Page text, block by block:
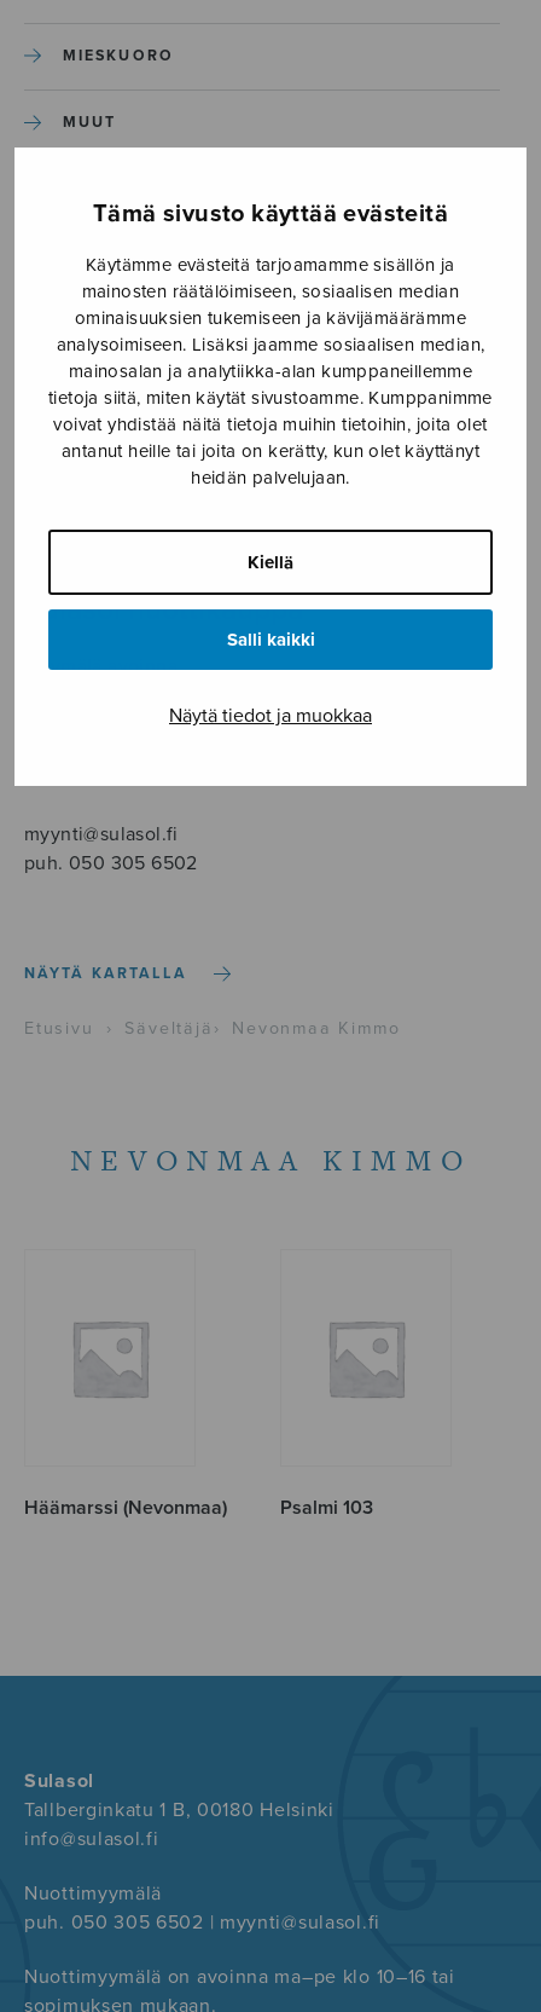
Tämä sivusto käyttää evästeitä
Käytämme evästeitä tarjoamamme sisällön ja
mainosten räätälöimiseen, sosiaalisen median
ominaisuuksien tukemiseen ja kävijämäärämme
analysoimiseen. Lisäksi jaamme sosiaalisen median,
mainosalan ja analytiikka-alan kumppaneillemme
tietoja siitä, miten käytät sivustoamme. Kumppanimme
voivat yhdistää näitä tietoja muihin tietoihin, joita olet
antanut heille tai joita on kerätty, kun olet käyttänyt
heidän palvelujaan.
Kiellä
Salli kaikki
Näytä tiedot ja muokkaa
MIESKUORO
MUUT
SEKAKUORO
SOITINKOULUT JA OPPAAT
SOITINMUSIIKKI
YKSINLAULU
YLEINEN
Sulasol nuottikauppa
Myymälä avoinna
myynti@sulasol.fi
puh. 050 305 6502
NÄYTÄ KARTALLA
Etusivu › Säveltäjä › Nevonmaa Kimmo
NEVONMAA KIMMO
Häämarssi (Nevonmaa) Psalmi 103
Sulasol
Tallberginkatu 1 B, 00180 Helsinki
info@sulasol.fi
Nuottimyymälä
puh. 050 305 6502 | myynti@sulasol.fi
Nuottimyymälä on avoinna ma–pe klo 10–16 tai
sopimuksen mukaan.